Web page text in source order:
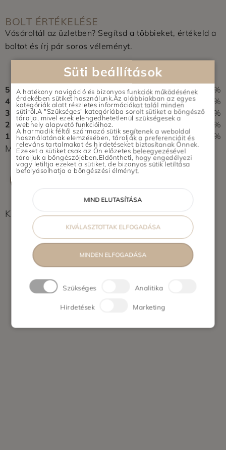
BOLT ÉRTÉKELÉSE
Vásároltál az üzletben? Segítsd a többieket, értékeld a
boltot és írj pár soros véleményt.
0,0
0 vélemény alapján
5
0%
4
0%
3
0%
2
0%
1
0%
Még nem érkezett értékelés. Légy Te az első!
Képek feltöltés alatt...
Süti beállítások
A hatékony navigáció és bizonyos funkciók működésének
érdekében sütiket használunk.Az alábbiakban az egyes
kategóriák alatt részletes információkat talál minden
sütiről.A "Szükséges" kategóriába sorolt sütiket a böngésző
tárolja, mivel ezek elengedhetetlenül szükségesek a
webhely alapvető funkcióihoz.
A harmadik féltől származó sütik segítenek a weboldal
használatának elemzésében, tárolják a preferenciáit és
releváns tartalmakat és hirdetéseket biztosítanak Önnek.
Ezeket a sütiket csak az Ön előzetes beleegyezésével
tároljuk a böngészőjében.Eldöntheti, hogy engedélyezi
vagy letiltja ezeket a sütiket, de bizonyos sütik letiltása
befolyásolhatja a böngészési élményt.
MIND ELUTASÍTÁSA
KIVÁLASZTOTTAK ELFOGADÁSA
MINDEN ELFOGADÁSA
Szükséges Analitika
Hirdetések Marketing